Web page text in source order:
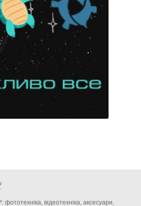
відеотехніка, аксесуари,